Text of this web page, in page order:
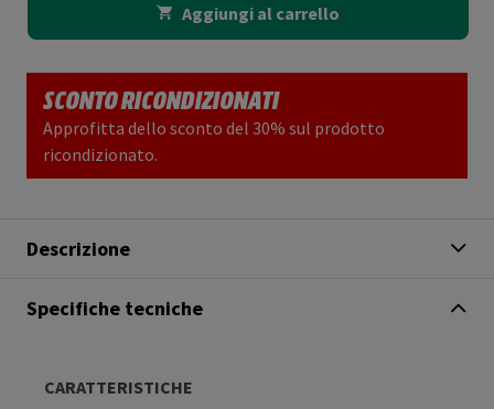
Aggiungi al carrello
SCONTO RICONDIZIONATI
Approfitta dello sconto del 30% sul prodotto
ricondizionato.
Descrizione
Specifiche tecniche
CARATTERISTICHE